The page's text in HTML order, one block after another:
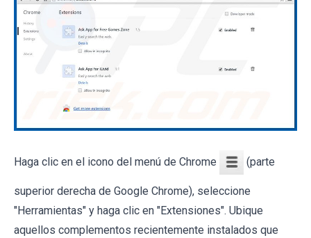
Haga clic en el icono del menú de Chrome (parte
superior derecha de Google Chrome), seleccione
"Herramientas" y haga clic en "Extensiones". Ubique
aquellos complementos recientemente instalados que